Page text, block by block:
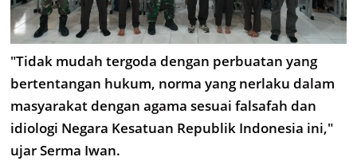
"Tidak mudah tergoda dengan perbuatan yang
bertentangan hukum, norma yang nerlaku dalam
masyarakat dengan agama sesuai falsafah dan
idiologi Negara Kesatuan Republik Indonesia ini,"
ujar Serma Iwan.